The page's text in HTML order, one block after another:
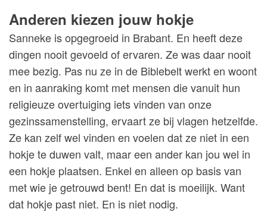
Anderen kiezen jouw hokje
Sanneke is opgegroeid in Brabant. En heeft deze
dingen nooit gevoeld of ervaren. Ze was daar nooit
mee bezig. Pas nu ze in de Biblebelt werkt en woont
en in aanraking komt met mensen die vanuit hun
religieuze overtuiging iets vinden van onze
gezinssamenstelling, ervaart ze bij vlagen hetzelfde.
Ze kan zelf wel vinden en voelen dat ze niet in een
hokje te duwen valt, maar een ander kan jou wel in
een hokje plaatsen. Enkel en alleen op basis van
met wie je getrouwd bent! En dat is moeilijk. Want
dat hokje past niet. En is niet nodig.